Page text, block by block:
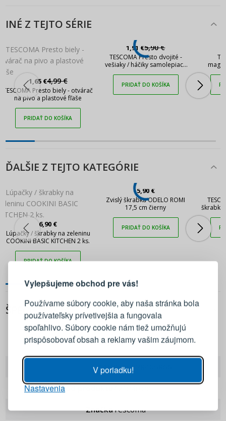
Vylepšujeme obchod pre vás!
Používame súbory cookie, aby naša stránka bola
používateľsky prívetivejšia a fungovala
spoľahlivo. Súbory cookie nám tiež umožňujú
prispôsobovať obsah a reklamy vašim záujmom.
V poriadku!
Nastavenia
INÉ Z TEJTO SÉRIE
1,65 €4,99 €
TESCOMA Presto biely - otvárač
na pivo a plastové fľaše
PRIDAŤ DO KOŠÍKA
1,91 €5,90 €
TESCOMA Presto dvojité -
vešiaky / háčiky samolepiace
PRIDAŤ DO KOŠÍKA
ĎALŠIE Z TEJTO KATEGÓRIE
6,90 €
Lúpačky / škrabky na zeleninu
COOKINI BASIC KITCHEN 2 ks.
PRIDAŤ DO KOŠÍKA
5,90 €
Zvislý škrabka ODELO ROMI
17,5 cm čierny
PRIDAŤ DO KOŠÍKA
škrabka
ŠPECIFIKÁCIA
Tescoma
EAN 8595028405866
Kod produktu 421040.00
Značka Tescoma
PRIHLÁSENIE
Prihláste sa k svojmu účtu
E-mail
PRIHLÁSIŤ SA